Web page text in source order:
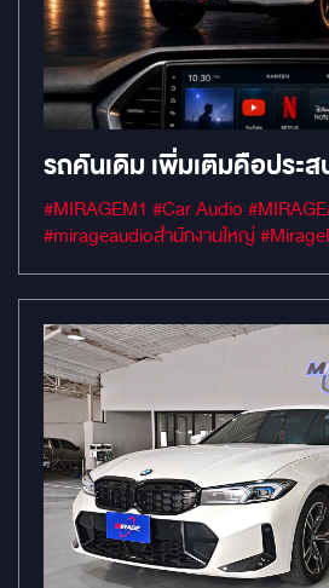
รถคันเดิม เพิ่มเติมคือประ
ทางใหม่
#MIRAGEM1 #Car Audio #MIRAGEAUDIO
#mirageaudioสำนั